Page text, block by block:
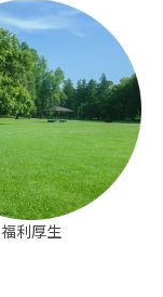
福利厚生